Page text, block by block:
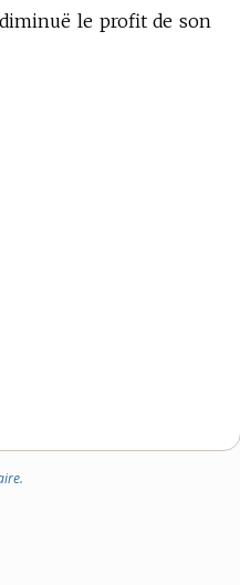
le profit de son